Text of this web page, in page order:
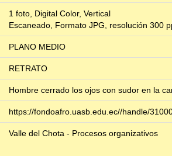
1 foto, Digital Color, Vertical
Escaneado, Formato JPG, resolución 300
PLANO MEDIO
RETRATO
Hombre cerrado los ojos con sudor en la
https://fondoafro.uasb.edu.ec//handle/
Valle del Chota - Procesos organizativos